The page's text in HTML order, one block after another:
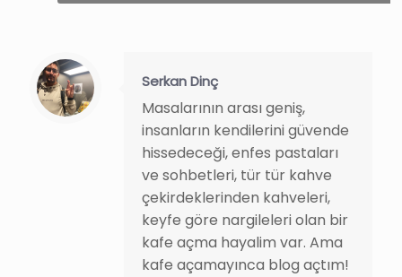
Serkan Dinç
Masalarının arası geniş,
insanların kendilerini güvende
hissedeceği, enfes pastaları
ve sohbetleri, tür tür kahve
çekirdeklerinden kahveleri,
keyfe göre nargileleri olan bir
kafe açma hayalim var. Ama
kafe açamayınca blog açtım!